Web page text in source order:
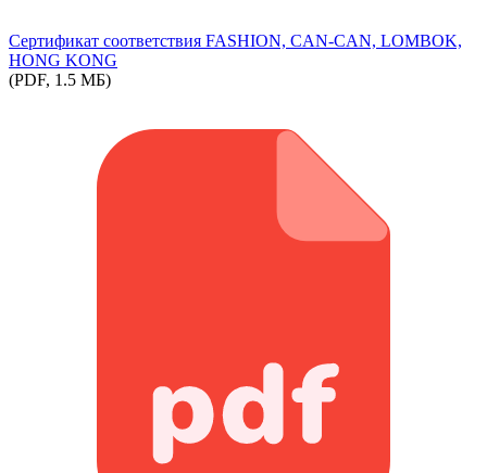
Сертификат соответствия FASHION, CAN-CAN, LOMBOK,
HONG KONG
(PDF, 1.5 МБ)